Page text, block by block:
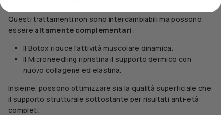
Questi trattamenti non sono intercambiabili ma possono
essere altamente complementari :
Il Botox riduce l'attività muscolare dinamica.
Il Microneedling ripristina il supporto dermico con
nuovo collagene ed elastina.
Insieme, possono ottimizzare sia la qualità superficiale che
il supporto strutturale sottostante per risultati anti-età
completi.